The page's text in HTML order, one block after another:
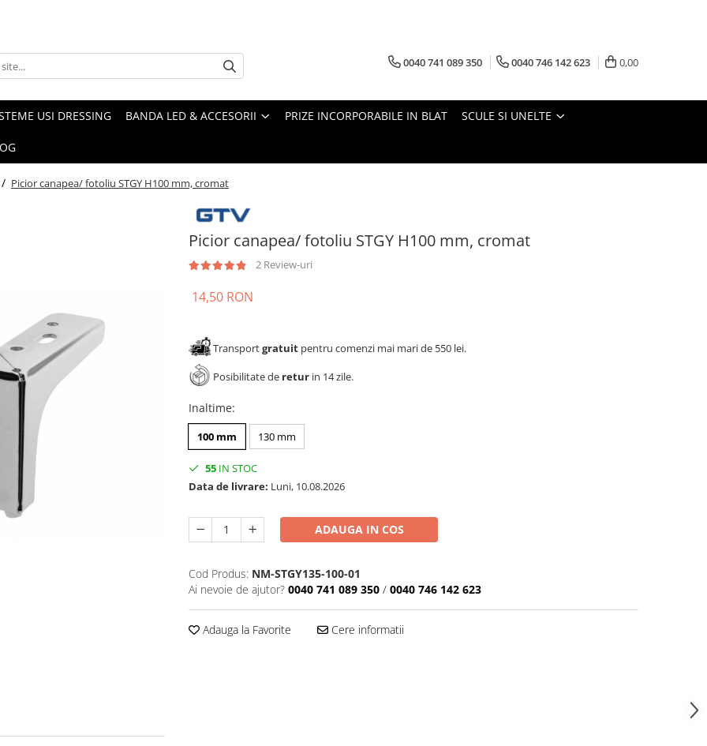
0040 741 089 350 0040 746 142 623 0,00
USI DRESSING BANDA LED & ACCESORII PRIZE INCORPORABILE IN BLAT SCULE SI UNELTE
Picior canapea/ fotoliu STGY H100 mm, cromat
Picior canapea/ fotoliu STGY H100 mm, cromat
2 Review-uri
14,50 RON
Transportgratuit pentru comenzi mai mari de 550 lei.
Posibilitate de retur in 14 zile.
Inaltime:
100 mm 130 mm
55 IN STOC
Data de livrare: Luni, 10.08.2026
ADAUGA IN COS
Cod Produs: NM-STGY135-100-01
Ai nevoie de ajutor? 0040 741 089 350 / 0040 746 142 623
Adauga la Favorite Cere informatii